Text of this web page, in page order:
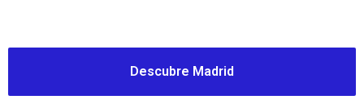
Descubre Madrid